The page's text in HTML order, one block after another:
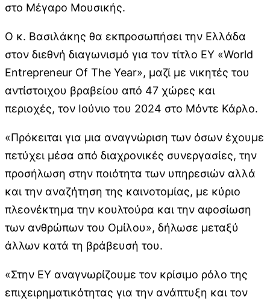
στο Μέγαρο Μουσικής.
Ο κ. Βασιλάκης θα εκπροσωπήσει την Ελλάδα
στον διεθνή διαγωνισμό για τον τίτλο ΕΥ «World
Entrepreneur Of The Year», μαζί με νικητές του
αντίστοιχου βραβείου από 47 χώρες και
περιοχές, τον Ιούνιο του 2024 στο Μόντε Κάρλο.
«Πρόκειται για μια αναγνώριση των όσων έχουμε
πετύχει μέσα από διαχρονικές συνεργασίες, την
προσήλωση στην ποιότητα των υπηρεσιών αλλά
και την αναζήτηση της καινοτομίας, με κύριο
πλεονέκτημα την κουλτούρα και την αφοσίωση
των ανθρώπων του Ομίλου», δήλωσε μεταξύ
άλλων κατά τη βράβευσή του.
«Στην ΕΥ αναγνωρίζουμε τον κρίσιμο ρόλο της
επιχειρηματικότητας για την ανάπτυξη και τον